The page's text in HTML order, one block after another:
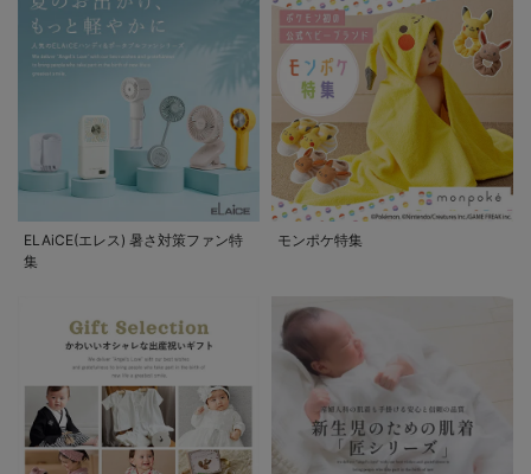
ELAiCE(エレス) 暑さ対策ファン特
集
モンポケ特集